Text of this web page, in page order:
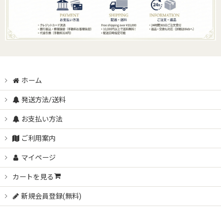
ホーム
発送方法/送料
お支払い方法
ご利用案内
マイページ
カートを見る
新規会員登録(無料)